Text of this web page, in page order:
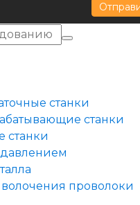
станки
станки
станки
проволоки